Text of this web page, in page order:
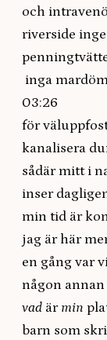
och
riverside
inga
03:26
för
kanalisera
sådär mitt i
inser
min tid är
jag är här
en gång var
någon
vad är min
barn som